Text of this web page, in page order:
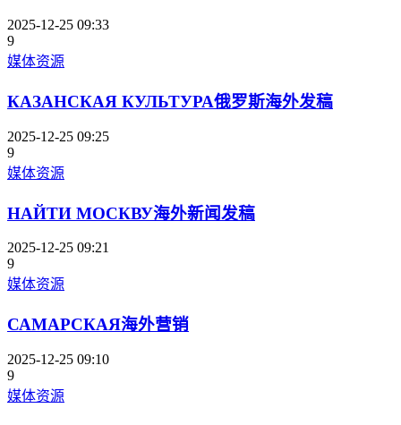
2025-12-25 09:33
9
媒体资源
КАЗАНСКАЯ КУЛЬТУРА俄罗斯海外发稿
2025-12-25 09:25
9
媒体资源
НАЙТИ МОСКВУ海外新闻发稿
2025-12-25 09:21
9
媒体资源
САМАРСКАЯ海外营销
2025-12-25 09:10
9
媒体资源